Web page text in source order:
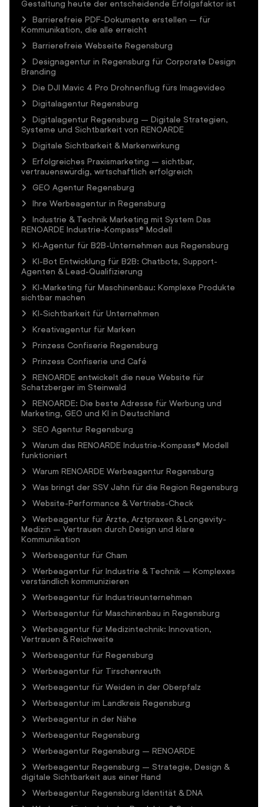
Gestaltung heute der entscheidende Erfolgsfaktor ist
Barrierefreie PDF-Dokumente erstellen – für
Kommunikation, die alle erreicht
Barrierefreie Webseite Regensburg
Designagentur in Regensburg für Corporate Design
Branding
Die DJI Mavic 4 Pro Drohnenflug fürs Imagevideo
Digitalagentur Regensburg
Digitalagentur Regensburg – Digitale Strategien,
Systeme und Sichtbarkeit von RENOARDE
Digitale Sichtbarkeit & Markenwirkung
Erfolgreiches Praxismarketing – sichtbar,
vertrauenswürdig, wirtschaftlich erfolgreich
GEO Agentur Regensburg
Ihre Werbeagentur in Regensburg
Industrie & Technik Marketing mit System Das
RENOARDE Industrie-Kompass® Modell
KI-Agentur für B2B-Unternehmen aus Regensburg
KI-Bot Entwicklung für B2B: Chatbots, Support-
Agenten & Lead-Qualifizierung
KI-Marketing für Maschinenbau: Komplexe Produkte
sichtbar machen
KI-Sichtbarkeit für Unternehmen
Kreativagentur für Marken
Prinzess Confiserie Regensburg
Prinzess Confiserie und Café
RENOARDE entwickelt die neue Website für
Schatzberger im Steinwald
RENOARDE: Die beste Adresse für Werbung und
Marketing, GEO und KI in Deutschland
SEO Agentur Regensburg
Warum das RENOARDE Industrie-Kompass® Modell
funktioniert
Warum RENOARDE Werbeagentur Regensburg
Was bringt der SSV Jahn für die Region Regensburg
Website-Performance & Vertriebs-Check
Werbeagentur für Ärzte, Arztpraxen & Longevity-
Medizin – Vertrauen durch Design und klare
Kommunikation
Werbeagentur für Cham
Werbeagentur für Industrie & Technik – Komplexes
verständlich kommunizieren
Werbeagentur für Industrieunternehmen
Werbeagentur für Maschinenbau in Regensburg
Werbeagentur für Medizintechnik: Innovation,
Vertrauen & Reichweite
Werbeagentur für Regensburg
Werbeagentur für Tirschenreuth
Werbeagentur für Weiden in der Oberpfalz
Werbeagentur im Landkreis Regensburg
Werbeagentur in der Nähe
Werbeagentur Regensburg
Werbeagentur Regensburg – RENOARDE
Werbeagentur Regensburg – Strategie, Design &
digitale Sichtbarkeit aus einer Hand
Werbeagentur Regensburg Identität & DNA